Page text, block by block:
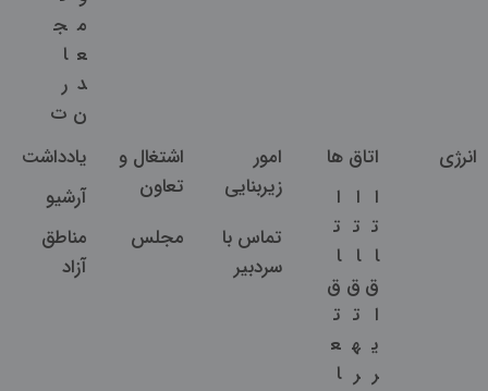
م
ع
د
ن
ج
ا
ر
ت
انرژی
اتاق ها
ا
ت
ا
ق
ا
ی
ر
ا
ت
ا
ق
ت
ه
ر
ا
ت
ا
ق
ت
ع
ا
امور
زیربنایی
اشتغال و
تعاون
یادداشت
آرشیو
تماس با
سردبیر
مجلس
مناطق
آزاد